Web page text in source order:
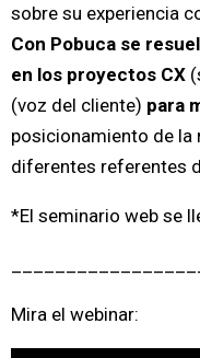
sobre su experiencia
Con Pobuca se
en los proyectos CX
(voz del cliente) para
posicionamiento de la
diferentes referentes
*El seminario web se
Mira el webinar: